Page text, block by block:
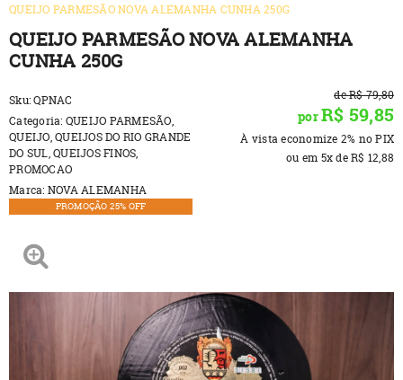
QUEIJO PARMESÃO NOVA ALEMANHA CUNHA 250G
QUEIJO PARMESÃO NOVA ALEMANHA
CUNHA 250G
Sku:QPNAC
Categoria: QUEIJO PARMESÃO,
QUEIJO,QUEIJOS DO RIO GRANDE
DO SUL,QUEIJOS FINOS,
PROMOCAO
Marca: NOVA ALEMANHA
PROMOÇÃO 25% OFF
deR$ 79,80
porR$ 59,85
À vista economize 2% no PIX
ou em 5xdeR$ 12,88